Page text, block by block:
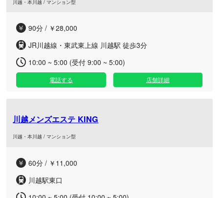
川越・本川越 / マンション型
90分 / ￥28,000
JR川越線・東武東上線 川越駅 徒歩3分
10:00 ~ 5:00 (受付 9:00 ~ 5:00)
電話する 店舗詳細
川越メンズエステ KING
川越・本川越 / マンション型
60分 / ￥11,000
川越駅東口